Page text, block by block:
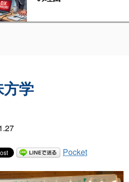
方学
Pocket